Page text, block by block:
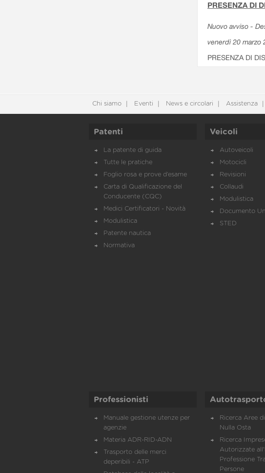
PRESENZA DI
Nuovo avviso -
venerdì 20 marzo
PRESENZA DI
Chi siamo Eventi News e circolari Assistenza
Patenti
La patente di guida
Tutte le pratiche
Foglio rosa e prove d’esame
Carta di Qualificazione del
Conducente (CQC)
Medici Certificatori - Novità
Modulistica
Patente nautica
Normativa
Veicoli
Autoveicoli
Motocicli
Revisioni
Collaudi
Modulistica
Documento
STED
Professionisti
Manuale gestione utenze per
agenzie
Materia ADR-RID-ADN
Trasporto delle merci
deperibili - ATP
Ricerca Aree
Nulla Osta
Ricerca
Autorizzate
Professione
Persone